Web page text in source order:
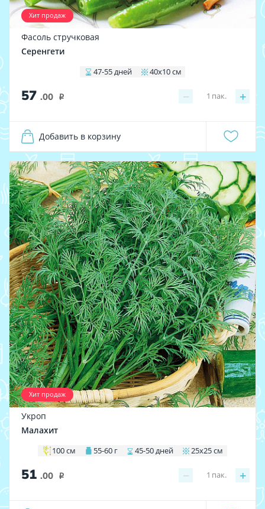
Хит продаж
Фасоль стручковая
Серенгети
47-55 дней 40х10 см
57 .00 i − +
1 пак.
Добавить в корзину
Хит продаж
Укроп
Малахит
100 см 55-60 г 45-50 дней 25х25 см
51 .00 i − +
1 пак.